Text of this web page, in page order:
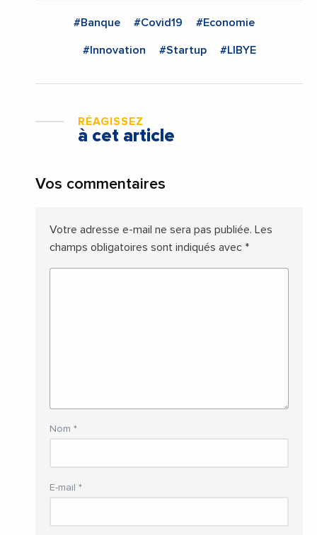
#Banque #Covid19 #Economie
#Innovation #Startup #LIBYE
RÉAGISSEZ
à cet article
Vos commentaires
Votre adresse e-mail ne sera pas publiée. Les
champs obligatoires sont indiqués avec *
Nom *
E-mail *